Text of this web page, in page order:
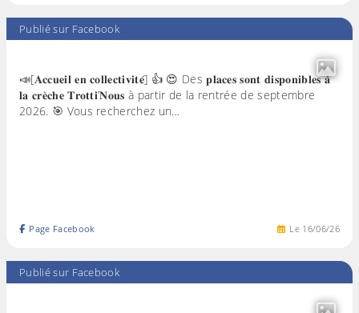
Publié sur Facebook
📣[𝐀𝐜𝐜𝐮𝐞𝐢𝐥 𝐞𝐧 𝐜𝐨𝐥𝐥𝐞𝐜𝐭𝐢𝐯𝐢𝐭𝐞́] 👍 😍 Des 𝐩𝐥𝐚𝐜𝐞𝐬 𝐬𝐨𝐧𝐭 𝐝𝐢𝐬𝐩𝐨𝐧𝐢𝐛𝐥𝐞𝐬 𝐚̀
𝐥𝐚 𝐜𝐫𝐞̀𝐜𝐡𝐞 𝐓𝐫𝐨𝐭𝐭𝐢’𝐍𝐨𝐮𝐬 à partir de la rentrée de septembre
2026. 🎯 Vous recherchez un…
Le 16/06/26
Page Facebook
Publié sur Facebook